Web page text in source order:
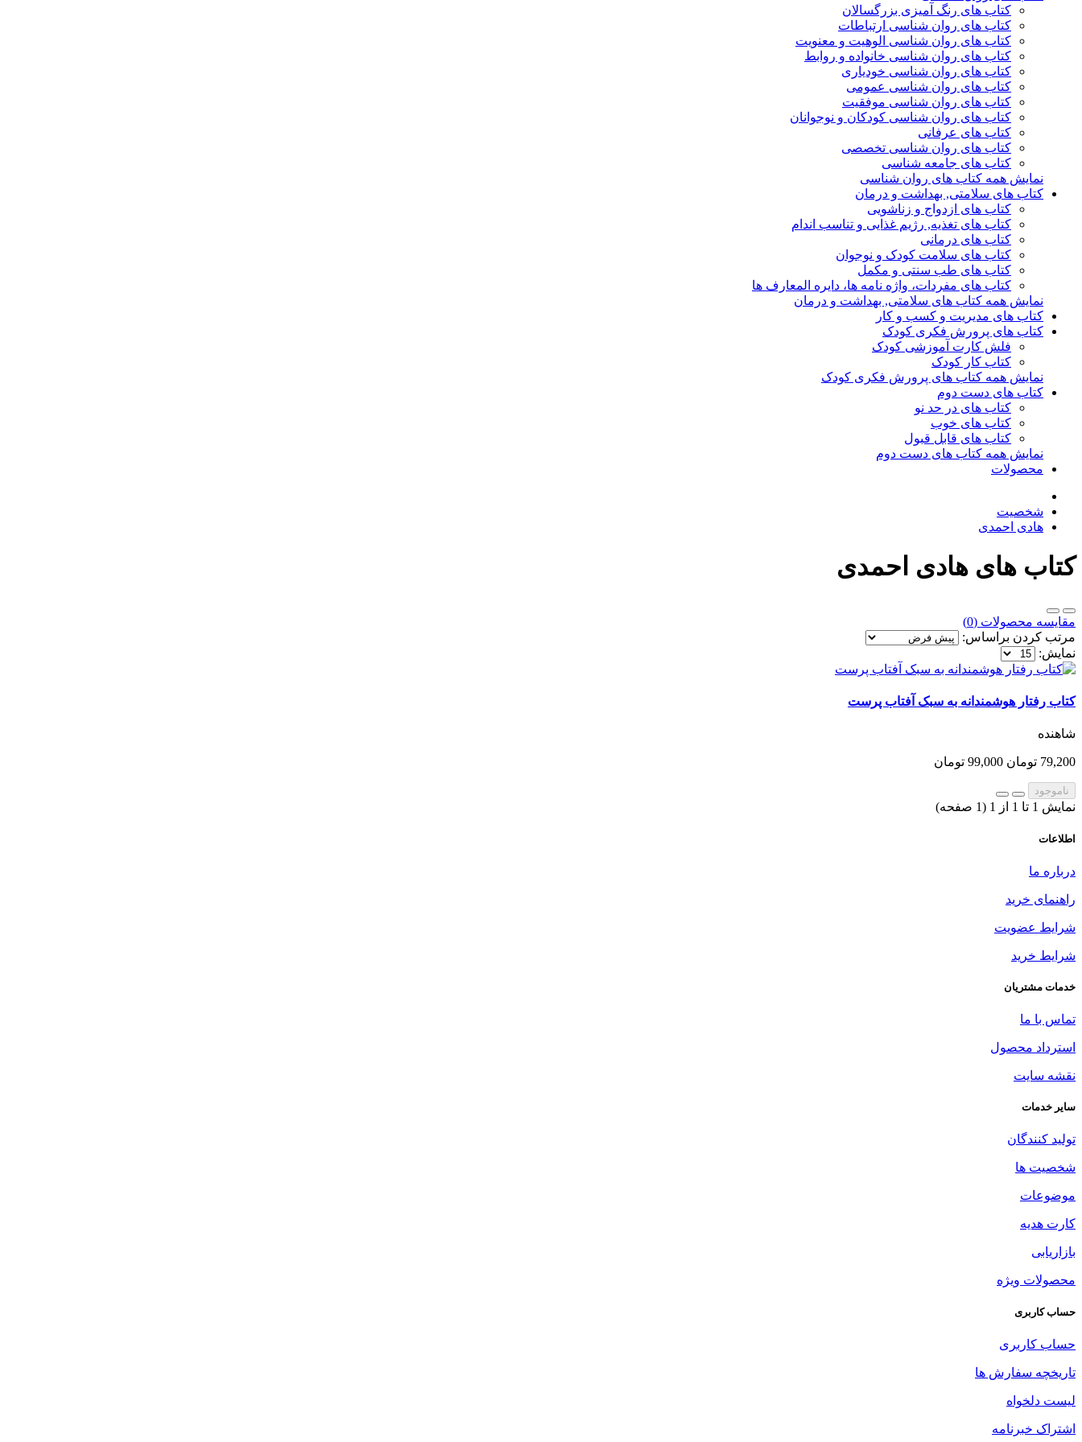
کتاب های رنگ آمیزی بزرگسالان
کتاب های روان شناسی ارتباطات
کتاب های روان شناسی الوهیت و معنویت
کتاب های روان شناسی خانواده و روابط
کتاب های روان شناسی خودیاری
کتاب های روان شناسی عمومی
کتاب های روان شناسی موفقیت
کتاب های روان شناسی کودکان و نوجوانان
کتاب های عرفانی
کتاب های روان شناسی تخصصی
کتاب های جامعه شناسی
نمایش همه کتاب های روان شناسی
کتاب های سلامتی, بهداشت و درمان
کتاب های ازدواج و زناشویی
کتاب های تغذیه, رژیم غذایی و تناسب اندام
کتاب های درمانی
کتاب های سلامت کودک و نوجوان
کتاب های طب سنتی و مکمل
کتاب های مفردات، واژه نامه ها، دایره المعارف ها
نمایش همه کتاب های سلامتی, بهداشت و درمان
کتاب های مدیریت و کسب و کار
کتاب های پرورش فکری کودک
فلش کارت آموزشی کودک
کتاب کار کودک
نمایش همه کتاب های پرورش فکری کودک
کتاب های دست دوم
کتاب های در حد نو
کتاب های خوب
کتاب های قابل قبول
نمایش همه کتاب های دست دوم
محصولات
شخصیت
هادی احمدی
کتاب های هادی احمدی
مقایسه محصولات (0)
مرتب کردن براساس:
نمایش:
کتاب رفتار هوشمندانه به سبک آفتاب پرست
شاهنده
79,200 تومان 99,000 تومان
ناموجود
نمایش 1 تا 1 از 1 (1 صفحه)
اطلاعات
درباره ما
راهنمای خرید
شرایط عضویت
شرایط خرید
خدمات مشتریان
تماس با ما
استرداد محصول
نقشه سایت
سایر خدمات
تولید کنندگان
شخصیت ها
موضوعات
کارت هدیه
بازاریابی
محصولات ویژه
حساب کاربری
حساب کاربری
تاریخچه سفارش ها
لیست دلخواه
اشتراک خبرنامه